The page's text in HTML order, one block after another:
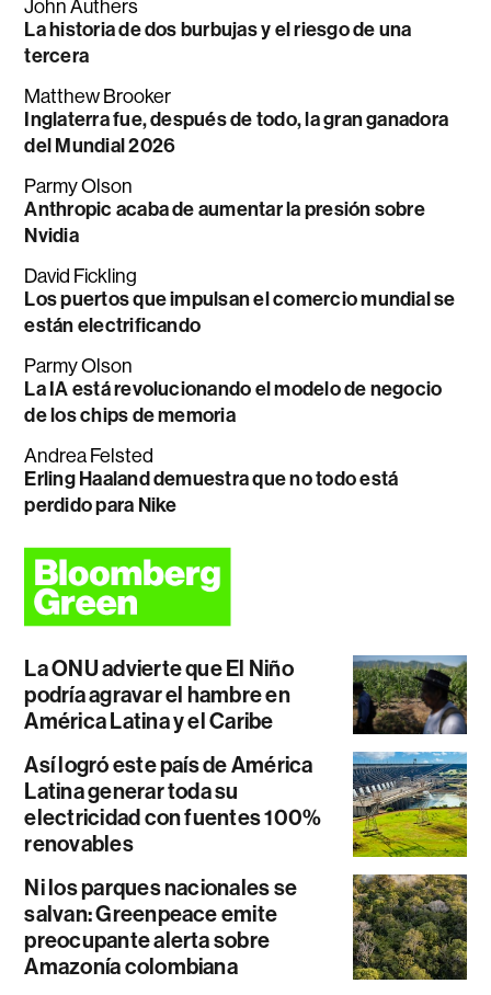
John Authers
La historia de dos burbujas y el riesgo de una
tercera
Matthew Brooker
Inglaterra fue, después de todo, la gran ganadora
del Mundial 2026
Parmy Olson
Anthropic acaba de aumentar la presión sobre
Nvidia
David Fickling
Los puertos que impulsan el comercio mundial se
están electrificando
Parmy Olson
La IA está revolucionando el modelo de negocio
de los chips de memoria
Andrea Felsted
Erling Haaland demuestra que no todo está
perdido para Nike
La ONU advierte que El Niño
podría agravar el hambre en
América Latina y el Caribe
Así logró este país de América
Latina generar toda su
electricidad con fuentes 100%
renovables
Ni los parques nacionales se
salvan: Greenpeace emite
preocupante alerta sobre
Amazonía colombiana